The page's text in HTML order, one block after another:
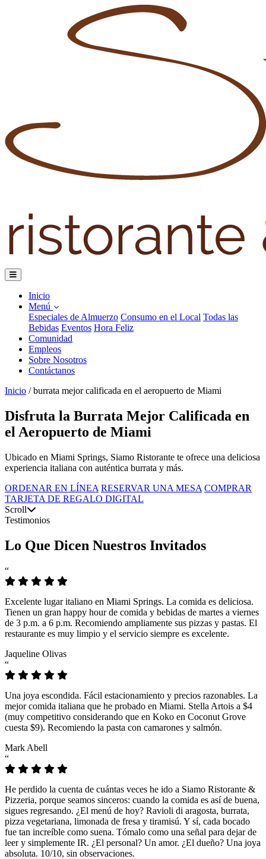
Inicio
Menú
Especiales de Almuerzo Consumo en el Local Todas las
Bebidas Eventos Hora Feliz
Comunidad
Empleos
Sobre Nosotros
Contáctanos
Inicio / burrata mejor calificada en el aeropuerto de Miami
Disfruta la Burrata Mejor Calificada en
el Aeropuerto de Miami
Ubicado en Miami Springs, Siamo Ristorante te ofrece una deliciosa
experiencia italiana con auténtica burrata y más.
ORDENAR EN LÍNEA RESERVAR UNA MESA COMPRAR
TARJETA DE REGALO DIGITAL
Scroll
Testimonios
Lo Que Dicen Nuestros Invitados
“
Excelente lugar italiano en Miami Springs. La comida es deliciosa.
Tienen un gran happy hour de comida y bebidas de martes a viernes
de 3 p.m. a 6 p.m. Recomiendo ampliamente sus pizzas y pastas. El
restaurante es muy limpio y el servicio siempre es excelente.
Jaqueline Olivas
“
Una joya escondida. Fácil estacionamiento y precios razonables. La
mejor comida italiana que he probado en Miami. Stella Artois a $4
(muy competitivo considerando que en Koko en Coconut Grove
cuesta $9). Recomiendo la pasta con camarones y salmón.
Mark Abell
“
He perdido la cuenta de cuántas veces he ido a Siamo Ristorante &
Pizzeria, porque seamos sinceros: cuando la comida es así de buena,
sigues regresando. ¿El menú de hoy? Ravioli di aragosta, burrata,
pizza vegetariana, limonada de fresa y tiramisú. Y sí, cada bocado
fue tan increíble como suena. Tómalo como una señal para dejar de
leer y simplemente IR. ¿El personal? Un amor. ¿El dueño? Una joya
absoluta. 10/10, sin observaciones.